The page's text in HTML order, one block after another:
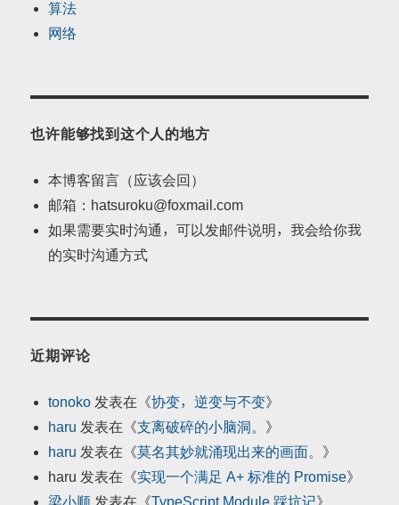
算法
网络
也许能够找到这个人的地方
本博客留言（应该会回）
邮箱：hatsuroku@foxmail.com
如果需要实时沟通，可以发邮件说明，我会给你我
的实时沟通方式
近期评论
tonoko 发表在《协变，逆变与不变》
haru 发表在《支离破碎的小脑洞。 》
haru 发表在《莫名其妙就涌现出来的画面。 》
haru 发表在《实现一个满足 A+ 标准的 Promise》
梁小顺 发表在《TypeScript Module 踩坑记》